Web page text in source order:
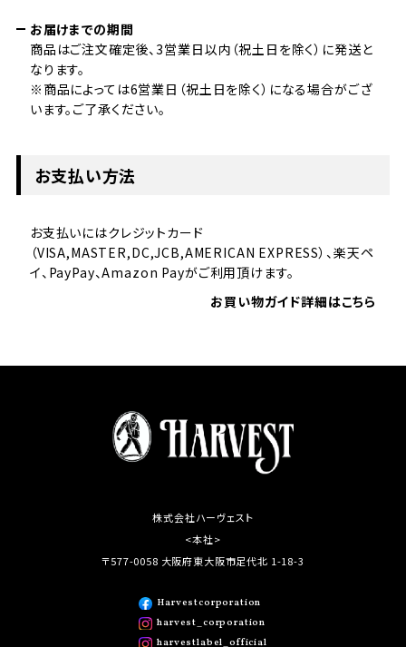
お届けまでの期間
商品はご注文確定後、3営業日以内（祝土日を除く）に発送と
なります。
※商品によっては6営業日（祝土日を除く）になる場合がござ
います。ご了承ください。
お支払い方法
お支払いにはクレジットカード
（VISA,MASTER,DC,JCB,AMERICAN EXPRESS）、楽天ペ
イ、PayPay、Amazon Payがご利用頂けます。
お買い物ガイド詳細はこちら
株式会社ハーヴェスト
<本社>
〒577-0058 大阪府東大阪市足代北 1-18-3
Harvestcorporation
harvest_corporation
harvestlabel_official